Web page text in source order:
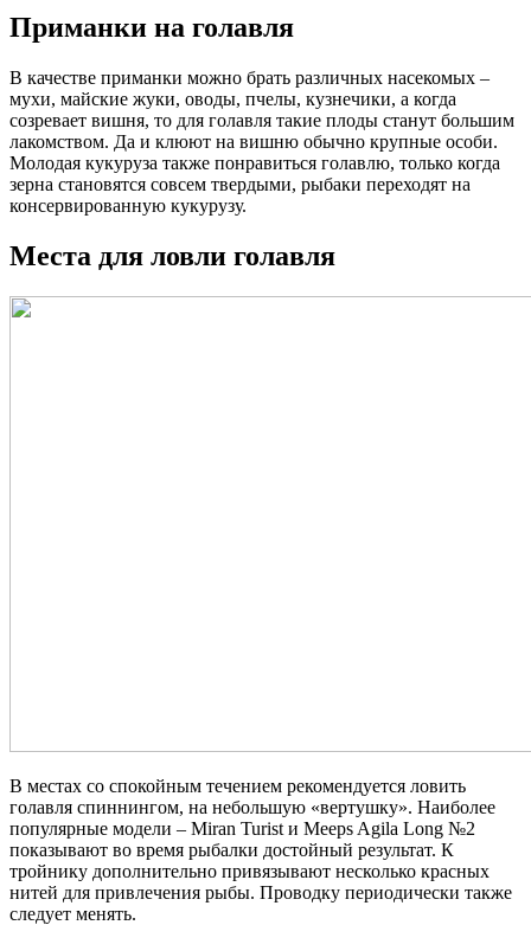
Приманки на голавля
В качестве приманки можно брать различных насекомых –
мухи, майские жуки, оводы, пчелы, кузнечики, а когда
созревает вишня, то для голавля такие плоды станут большим
лакомством. Да и клюют на вишню обычно крупные особи.
Молодая кукуруза также понравиться голавлю, только когда
зерна становятся совсем твердыми, рыбаки переходят на
консервированную кукурузу.
Места для ловли голавля
В местах со спокойным течением рекомендуется ловить
голавля спиннингом, на небольшую «вертушку». Наиболее
популярные модели – Miran Turist и Meeps Agila Long №2
показывают во время рыбалки достойный результат. К
тройнику дополнительно привязывают несколько красных
нитей для привлечения рыбы. Проводку периодически также
следует менять.